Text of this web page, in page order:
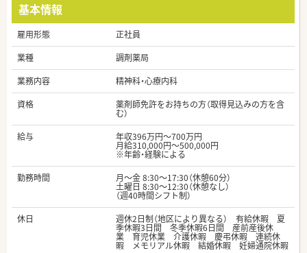
基本情報
雇用形態
正社員
業種
調剤薬局
業務内容
精神科・心療内科
資格
薬剤師免許をお持ちの方（取得見込みの方を含
む）
給与
年収396万円～700万円
月給310,000円～500,000円
※年齢・経験による
勤務時間
月～金 8:30～17:30（休憩60分）
土曜日 8:30～12:30（休憩なし）
（週40時間シフト制）
休日
週休2日制（地区により異なる） 有給休暇 夏
季休暇3日間 冬季休暇6日間 産前産後休
業 育児休業 介護休暇 慶弔休暇 連続休
暇 メモリアル休暇 結婚休暇 妊婦通院休暇